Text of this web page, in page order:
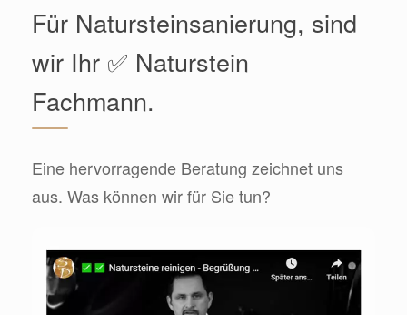
Für Natursteinsanierung, sind
wir Ihr ✅ Naturstein
Fachmann.
Eine hervorragende Beratung zeichnet uns
aus. Was können wir für Sie tun?